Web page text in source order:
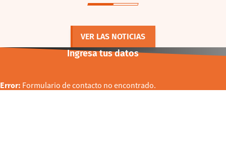
VER LAS NOTICIAS
Ingresa tus datos
Error: Formulario de contacto no encontrado.